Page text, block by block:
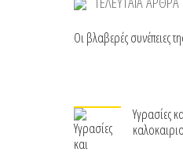
Οι βλαβερές συνέπειες
Υγρασίες